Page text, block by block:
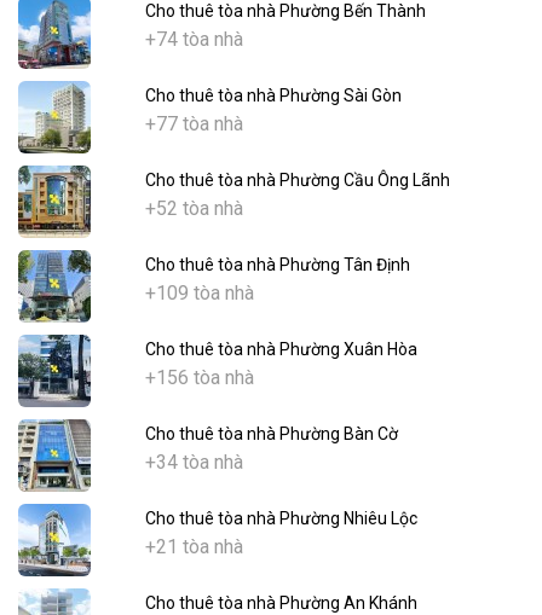
Cho thuê tòa nhà Phường Bến Thành
+74 tòa nhà
Cho thuê tòa nhà Phường Sài Gòn
+77 tòa nhà
Cho thuê tòa nhà Phường Cầu Ông Lãnh
+52 tòa nhà
Cho thuê tòa nhà Phường Tân Định
+109 tòa nhà
Cho thuê tòa nhà Phường Xuân Hòa
+156 tòa nhà
Cho thuê tòa nhà Phường Bàn Cờ
+34 tòa nhà
Cho thuê tòa nhà Phường Nhiêu Lộc
+21 tòa nhà
Cho thuê tòa nhà Phường An Khánh